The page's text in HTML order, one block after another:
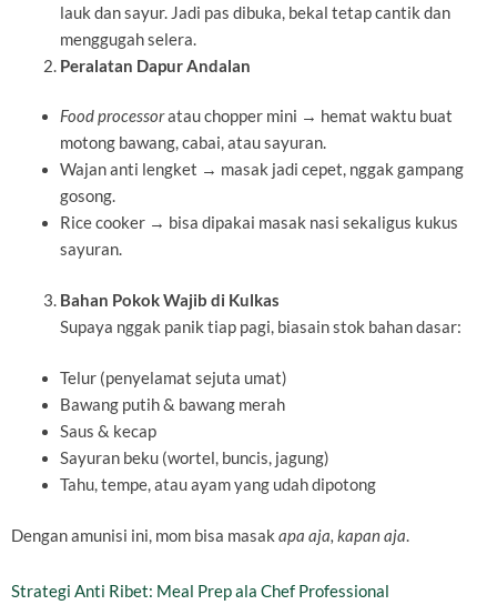
lauk dan sayur. Jadi pas dibuka, bekal tetap cantik dan
menggugah selera.
Peralatan Dapur Andalan
Food processoratau chopper mini → hemat waktu buat
motong bawang, cabai, atau sayuran.
Wajan anti lengket → masak jadi cepet, nggak gampang
gosong.
Rice cooker → bisa dipakai masak nasi sekaligus kukus
sayuran.
Bahan Pokok Wajib di Kulkas
Supaya nggak panik tiap pagi, biasain stok bahan dasar:
Telur (penyelamat sejuta umat)
Bawang putih & bawang merah
Saus & kecap
Sayuran beku (wortel, buncis, jagung)
Tahu, tempe, atau ayam yang udah dipotong
Dengan amunisi ini, mom bisa masak apa aja, kapan aja.
Strategi Anti Ribet: Meal Prep ala Chef Professional